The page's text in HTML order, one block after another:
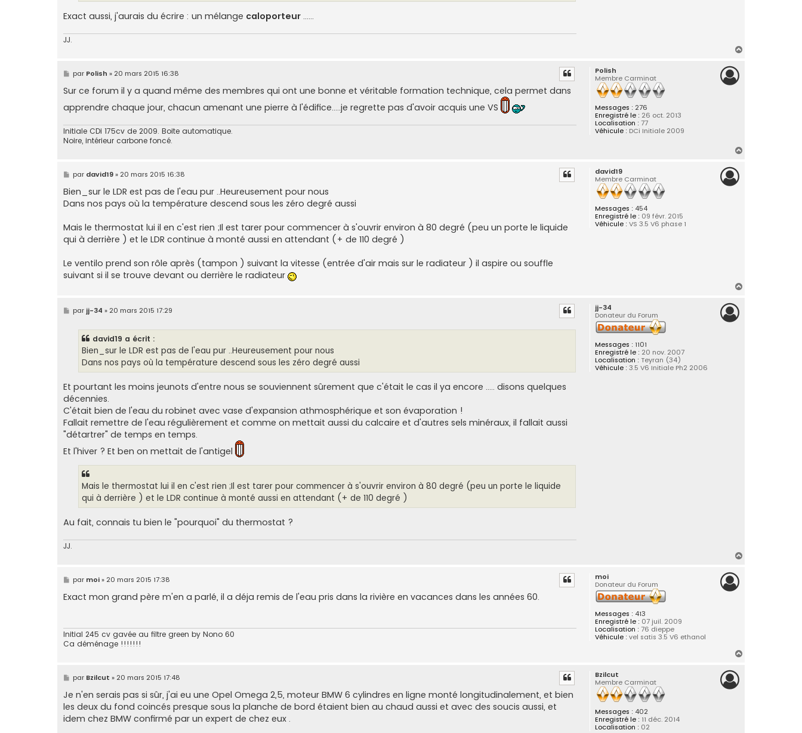
Exact aussi, j'aurais du écrire : un mélange caloporteur ......
JJ.
Polish
Membre Carminat
Messages : 276
Enregistré le : 26 oct. 2013
Localisation : 77
Véhicule : DCi Initiale 2009
M
e
s
s
a
g
par Polish » 20 mars 2015 16:38
Sur ce forum il y a quand même des membres qui ont une bonne et véritable formation technique, cela permet dans
apprendre chaque jour, chacun amenant une pierre à l'édifice.....je regrette pas d'avoir acquis une VS
Initiale CDi 175cv de 2009. Boite automatique.
Noire, intérieur carbone foncé.
david19
Membre Carminat
Messages : 454
Enregistré le : 09 févr. 2015
Véhicule : VS 3.5 V6 phase 1
M
e
s
s
a
par david19» 20 mars 2015 16:38
Bien_sur le LDR est pas de l'eau pur ..Heureusement pour nous
Dans nos pays où la température descend sous les zéro degré aussi
Mais le thermostat lui il en c'est rien ;Il est tarer pour commencer à s'ouvrir environ à 80 degré (peu un porte le liquide
qui à derrière ) et le LDR continue à monté aussi en attendant (+ de 110 degré )
Le ventilo prend son rôle après (tampon ) suivant la vitesse (entrée d'air mais sur le radiateur ) il aspire ou souffle
suivant si il se trouve devant ou derrière le radiateur
jj-34
Donateur du Forum
Messages : 1101
Enregistré le : 20 nov. 2007
Localisation : Teyran (34)
Véhicule : 3.5 V6 Initiale Ph2 2006
M
e
par jj-34 » 20 mars 2015 17:29
david19 a écrit :
Bien_sur le LDR est pas de l'eau pur ..Heureusement pour nous
Dans nos pays où la température descend sous les zéro degré aussi
Et pourtant les moins jeunots d'entre nous se souviennent sûrement que c'était le cas il ya encore ..... disons quelques
décennies.
C'était bien de l'eau du robinet avec vase d'expansion athmosphérique et son évaporation !
Fallait remettre de l'eau régulièrement et comme on mettait aussi du calcaire et d'autres sels minéraux, il fallait aussi
"détartrer" de temps en temps.
Et l'hiver ? Et ben on mettait de l'antigel
Mais le thermostat lui il en c'est rien ;Il est tarer pour commencer à s'ouvrir environ à 80 degré (peu un porte le liquide
qui à derrière ) et le LDR continue à monté aussi en attendant (+ de 110 degré )
Au fait, connais tu bien le "pourquoi" du thermostat ?
JJ.
moi
Donateur du Forum
Messages : 413
Enregistré le : 07 juil. 2009
Localisation : 76 dieppe
Véhicule : vel satis 3.5 V6 ethanol
M
e
s
s
e
par moi» 20 mars 2015 17:38
Exact mon grand père m'en a parlé, il a déja remis de l'eau pris dans la rivière en vacances dans les années 60.
Initial 245 cv gavée au filtre green by Nono 60
Ca déménage !!!!!!!
Bzilcut
Membre Carminat
Messages : 402
Enregistré le : 11 déc. 2014
Localisation : 02
M
e
s
s
a
g
e
par Bzilcut » 20 mars 2015 17:48
Je n'en serais pas si sûr, j'ai eu une Opel Omega 2,5, moteur BMW 6 cylindres en ligne monté longitudinalement, et bien
les deux du fond coincés presque sous la planche de bord étaient bien au chaud aussi et avec des soucis aussi, et
idem chez BMW confirmé par un expert de chez eux .